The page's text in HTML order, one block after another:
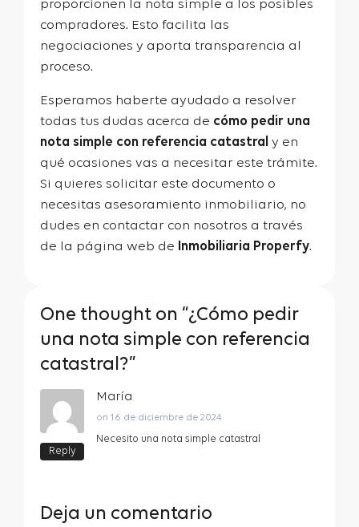
proporcionen la nota simple a los posibles
compradores. Esto facilita las
negociaciones y aporta transparencia al
proceso.
Esperamos haberte ayudado a resolver
todas tus dudas acerca de cómo pedir una
nota simple con referencia catastral y en
qué ocasiones vas a necesitar este trámite.
Si quieres solicitar este documento o
necesitas asesoramiento inmobiliario, no
dudes en contactar con nosotros a través
de la página web de Inmobiliaria Properfy.
One thought on “¿Cómo pedir
una nota simple con referencia
catastral?”
Reply
María
on 16 de diciembre de 2024
Necesito una nota simple catastral
Deja un comentario